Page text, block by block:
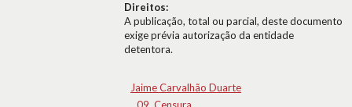
Direitos:
A publicação, total ou parcial, deste documento
exige prévia autorização da entidade
detentora.
Jaime Carvalhão Duarte